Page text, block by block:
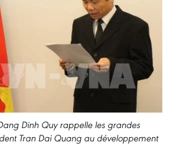
Dinh Quy rappelle les grandes
Tran Dai Quang au développement